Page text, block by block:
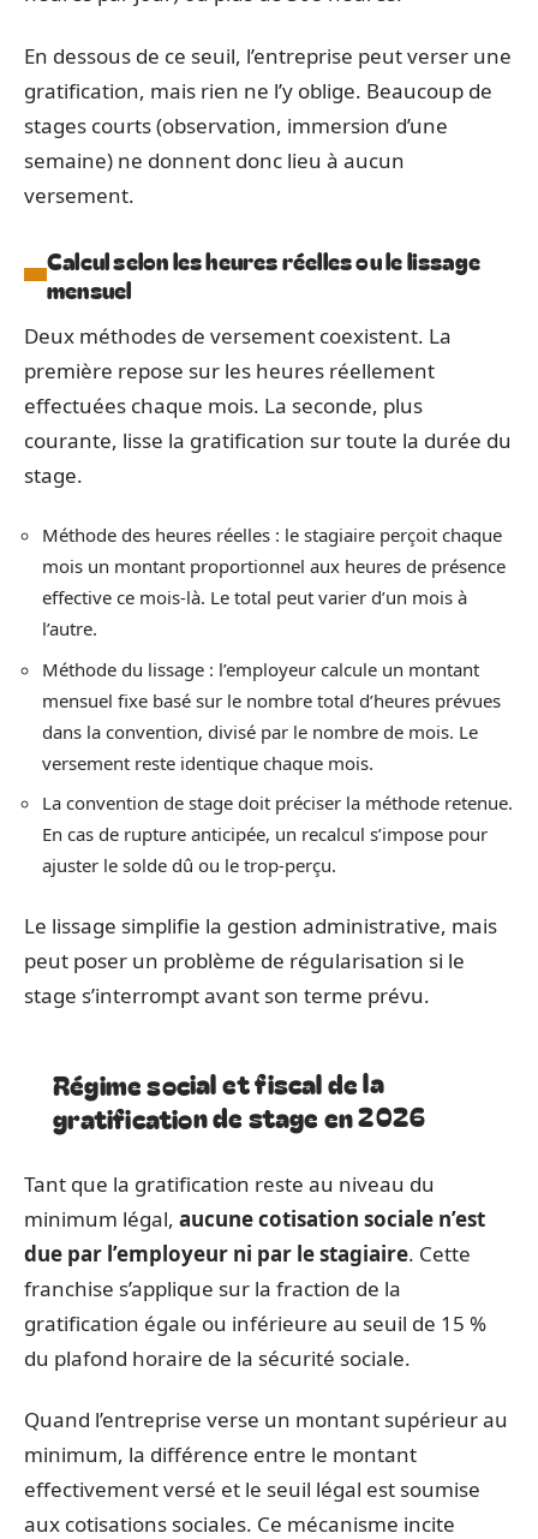
En dessous de ce seuil, l’entreprise peut verser une
gratification, mais rien ne l’y oblige. Beaucoup de
stages courts (observation, immersion d’une
semaine) ne donnent donc lieu à aucun
versement.
Calcul selon les heures réelles ou le lissage
mensuel
Deux méthodes de versement coexistent. La
première repose sur les heures réellement
effectuées chaque mois. La seconde, plus
courante, lisse la gratification sur toute la durée du
stage.
Méthode des heures réelles : le stagiaire perçoit chaque
mois un montant proportionnel aux heures de présence
effective ce mois-là. Le total peut varier d’un mois à
l’autre.
Méthode du lissage : l’employeur calcule un montant
mensuel fixe basé sur le nombre total d’heures prévues
dans la convention, divisé par le nombre de mois. Le
versement reste identique chaque mois.
La convention de stage doit préciser la méthode retenue.
En cas de rupture anticipée, un recalcul s’impose pour
ajuster le solde dû ou le trop-perçu.
Le lissage simplifie la gestion administrative, mais
peut poser un problème de régularisation si le
stage s’interrompt avant son terme prévu.
Régime social et fiscal de la
gratification de stage en 2026
Tant que la gratification reste au niveau du
minimum légal, aucune cotisation sociale n’est
due par l’employeur ni par le stagiaire. Cette
franchise s’applique sur la fraction de la
gratification égale ou inférieure au seuil de 15 %
du plafond horaire de la sécurité sociale.
Quand l’entreprise verse un montant supérieur au
minimum, la différence entre le montant
effectivement versé et le seuil légal est soumise
aux cotisations sociales. Ce mécanisme incite